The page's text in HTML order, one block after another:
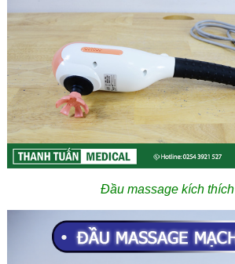
Đầu massage kích thích